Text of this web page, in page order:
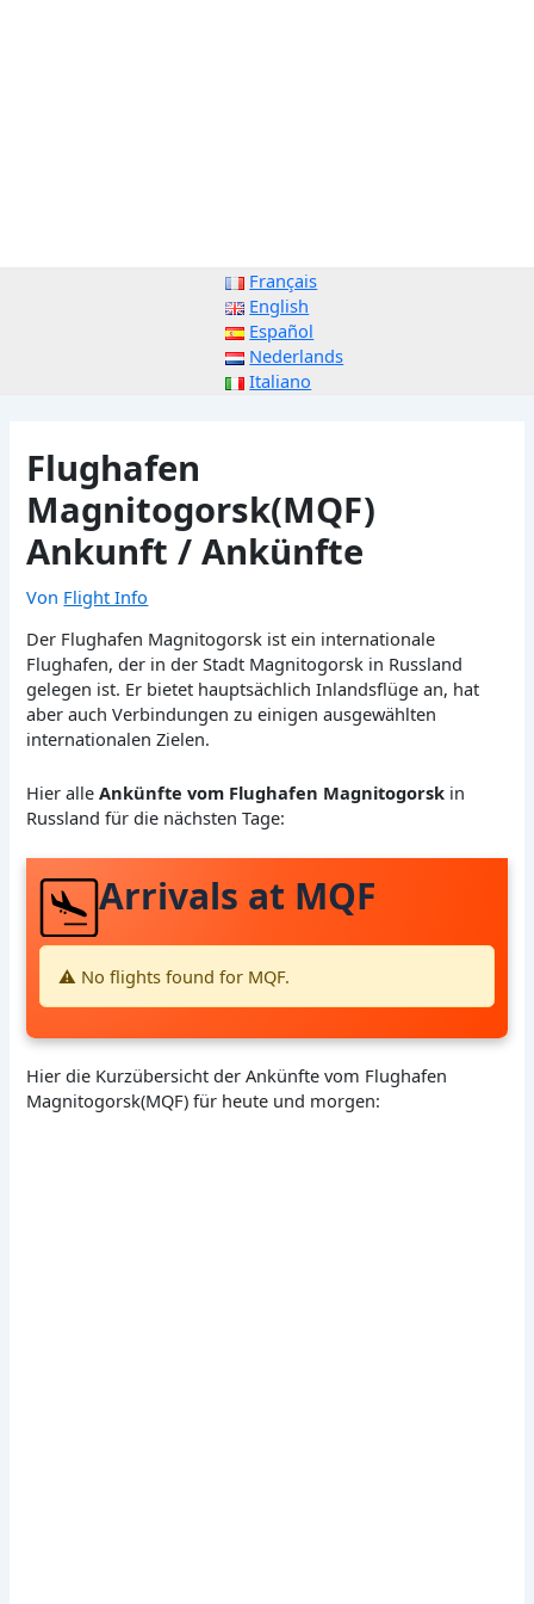
Français
English
Español
Nederlands
Italiano
Flughafen
Magnitogorsk(MQF)
Ankunft / Ankünfte
Von Flight Info
Der Flughafen Magnitogorsk ist ein internationale
Flughafen, der in der Stadt Magnitogorsk in Russland
gelegen ist. Er bietet hauptsächlich Inlandsflüge an, hat
aber auch Verbindungen zu einigen ausgewählten
internationalen Zielen.
Hier alleAnkünfte vom Flughafen Magnitogorsk in
Russland für die nächsten Tage:
Arrivals at MQF
⚠️ No flights found for MQF.
Hier die Kurzübersicht der Ankünfte vom Flughafen
Magnitogorsk(MQF) für heute und morgen: